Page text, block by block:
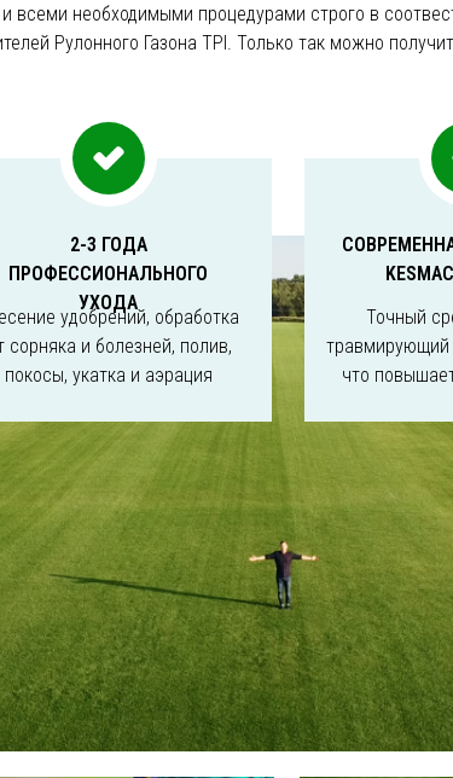
всеми необходимыми процедурами строго в
Рулонного Газона TPI. Только так можно
2-3 ГОДА
ПРОФЕССИОНАЛЬНОГО
УХОДА
удобрений, обработка
сорняка и болезней, полив,
покосы, укатка и аэрация
Точный
травмирующий
что